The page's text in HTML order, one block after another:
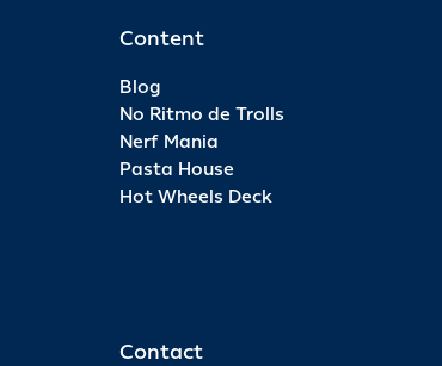
Content
Blog
No Ritmo de Trolls
Nerf Mania
Pasta House
Hot Wheels Deck
Contact